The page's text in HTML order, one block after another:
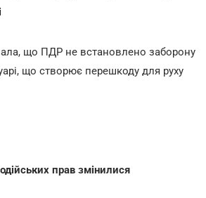
що ПДР не встановлено заборону
що створює перешкоду для руху
прав змінилися